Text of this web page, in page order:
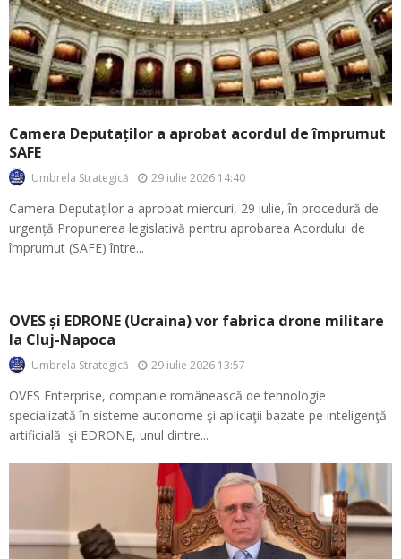
Camera Deputaților a aprobat acordul de împrumut
SAFE
Umbrela Strategică 29 iulie 2026 14:40
Camera Deputaților a aprobat miercuri, 29 iulie, în procedură de
urgență Propunerea legislativă pentru aprobarea Acordului de
împrumut (SAFE) între...
OVES și EDRONE (Ucraina) vor fabrica drone militare
la Cluj-Napoca
Umbrela Strategică 29 iulie 2026 13:57
OVES Enterprise, companie românească de tehnologie
specializată în sisteme autonome şi aplicaţii bazate pe inteligenţă
artificială şi EDRONE, unul dintre...